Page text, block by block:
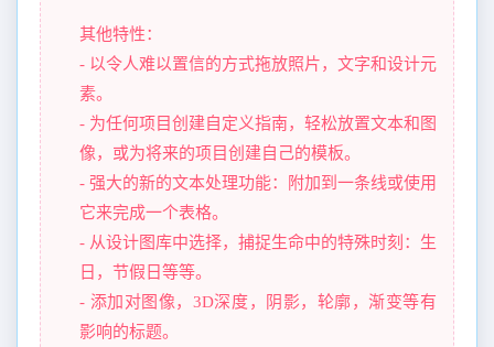
其他特性：
- 以令人难以置信的方式拖放照片，文字和设计元
素。
- 为任何项目创建自定义指南，轻松放置文本和图
像，或为将来的项目创建自己的模板。
- 强大的新的文本处理功能：附加到一条线或使用
它来完成一个表格。
- 从设计图库中选择，捕捉生命中的特殊时刻：生
日，节假日等等。
- 添加对图像，3D深度，阴影，轮廓，渐变等有
影响的标题。